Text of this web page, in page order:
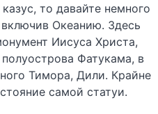
то давайте немного
Океанию. Здесь
Иисуса Христа,
Фатукама, в
Тимора, Дили. Крайне
самой статуи.